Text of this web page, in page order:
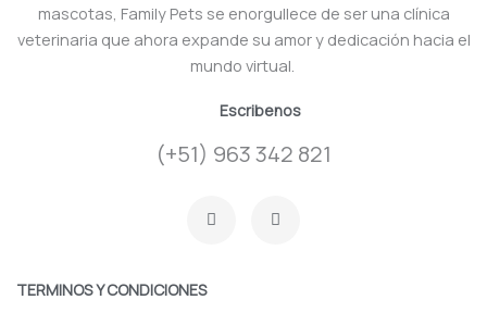
mascotas, Family Pets se enorgullece de ser una clínica
veterinaria que ahora expande su amor y dedicación hacia el
mundo virtual.
Escribenos
(+51) 963 342 821
a n
TERMINOS Y CONDICIONES